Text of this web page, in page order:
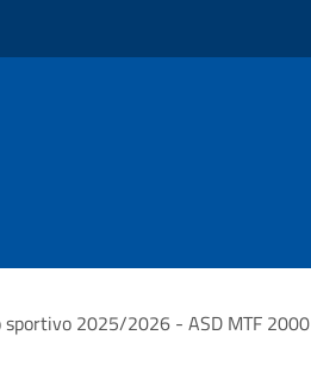
sportivo 2025/2026 - ASD MTF 2000